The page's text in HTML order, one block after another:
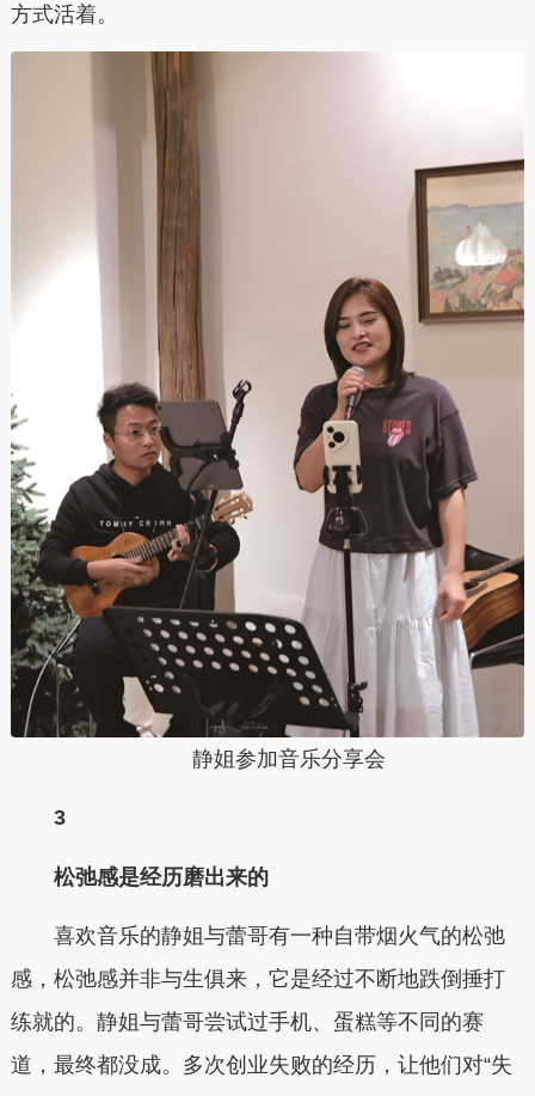
方式活着。
静姐参加音乐分享会
3
松弛感是经历磨出来的
喜欢音乐的静姐与蕾哥有一种自带烟火气的松弛
感，松弛感并非与生俱来，它是经过不断地跌倒捶打
练就的。静姐与蕾哥尝试过手机、蛋糕等不同的赛
道，最终都没成。多次创业失败的经历，让他们对“失